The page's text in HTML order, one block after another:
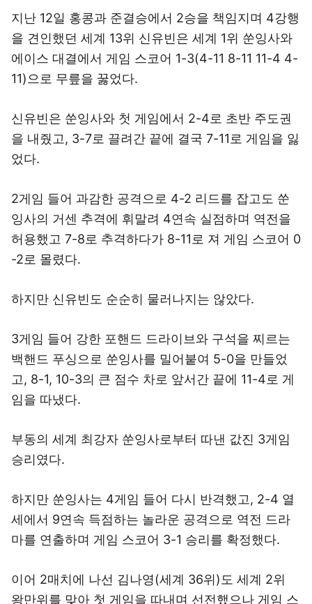
지난 12일 홍콩과 준결승에서 2승을 책임지며 4강행
을 견인했던 세계 13위 신유빈은 세계 1위 쑨잉사와
에이스 대결에서 게임 스코어 1-3(4-11 8-11 11-4 4-
11)으로 무릎을 꿇었다.
신유빈은 쑨잉사와 첫 게임에서 2-4로 초반 주도권
을 내줬고, 3-7로 끌려간 끝에 결국 7-11로 게임을 잃
었다.
2게임 들어 과감한 공격으로 4-2 리드를 잡고도 쑨
잉사의 거센 추격에 휘말려 4연속 실점하며 역전을
허용했고 7-8로 추격하다가 8-11로 져 게임 스코어 0
-2로 몰렸다.
하지만 신유빈도 순순히 물러나지는 않았다.
3게임 들어 강한 포핸드 드라이브와 구석을 찌르는
백핸드 푸싱으로 쑨잉사를 밀어붙여 5-0을 만들었
고, 8-1, 10-3의 큰 점수 차로 앞서간 끝에 11-4로 게
임을 따냈다.
부동의 세계 최강자 쑨잉사로부터 따낸 값진 3게임
승리였다.
하지만 쑨잉사는 4게임 들어 다시 반격했고, 2-4 열
세에서 9연속 득점하는 놀라운 공격으로 역전 드라
마를 연출하며 게임 스코어 3-1 승리를 확정했다.
이어 2매치에 나선 김나영(세계 36위)도 세계 2위
왕만위를 맞아 첫 게임을 따내며 선전했으나 게임 스